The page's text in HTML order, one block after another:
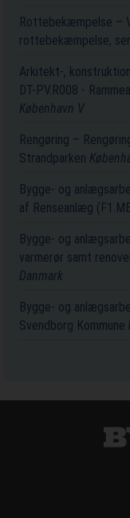
Rottebekæmpelse –
rottebekæmpelse,
Arkitekt-,
DT-PV.R008 -
København V
Rengøring –
Strandparken
Bygge- og
af Renseanlæg
Bygge- og
varmerør samt
Danmark
Bygge- og
Svendborg